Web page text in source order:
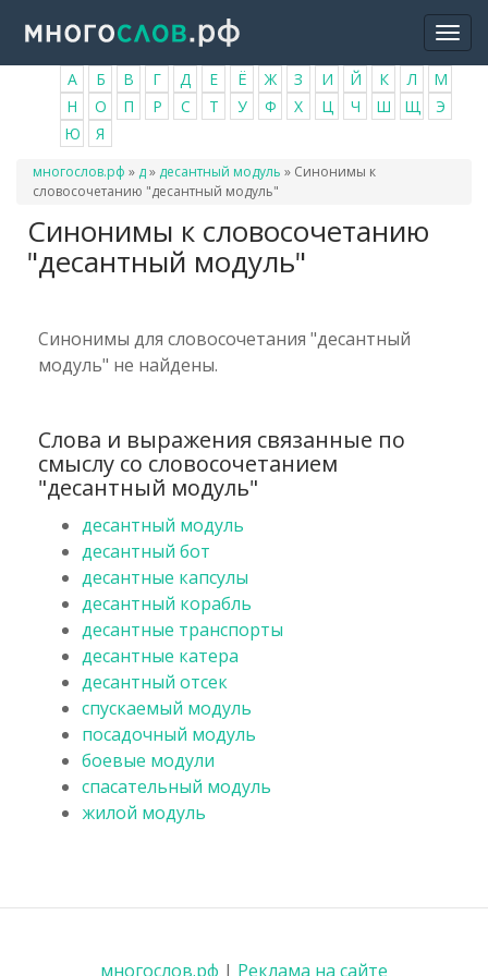
основному
содержанию
А Б В Г Д Е Ё Ж З И Й К Л
М
Н
О П Р С Т У Ф Х Ц Ч Ш Щ
Э
Ю
Я
Вы
здесь
многослов.рф » д» десантный модуль » Синонимы к
словосочетанию "десантный модуль"
Синонимы к словосочетанию
"десантный модуль"
Синонимы для словосочетания "десантный
модуль" не найдены.
Слова и выражения связанные по
смыслу со словосочетанием
"десантный модуль"
десантный модуль
десантный бот
десантные капсулы
десантный корабль
десантные транспорты
десантные катера
десантный отсек
спускаемый модуль
посадочный модуль
боевые модули
спасательный модуль
жилой модуль
многослов.рф | Реклама на сайте